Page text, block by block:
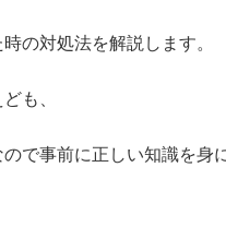
の対処法を解説します。
も、
で事前に正しい知識を身